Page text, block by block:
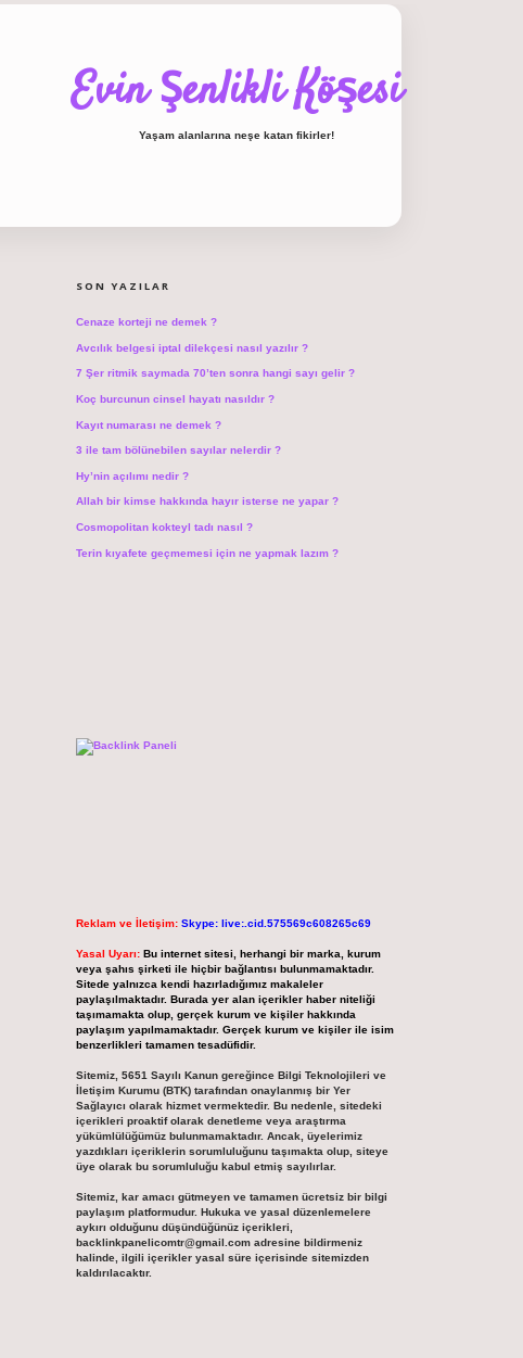
Evin Şenlikli Köşesi
Yaşam alanlarına neşe katan fikirler!
SON YAZILAR
Cenaze korteji ne demek ?
Avcılık belgesi iptal dilekçesi nasıl yazılır ?
7 Şer ritmik saymada 70’ten sonra hangi sayı gelir ?
Koç burcunun cinsel hayatı nasıldır ?
Kayıt numarası ne demek ?
3 ile tam bölünebilen sayılar nelerdir ?
Hy’nin açılımı nedir ?
Allah bir kimse hakkında hayır isterse ne yapar ?
Cosmopolitan kokteyl tadı nasıl ?
Terin kıyafete geçmemesi için ne yapmak lazım ?
Reklam ve İletişim: Skype: live:.cid.575569c608265c69
Yasal Uyarı: Bu internet sitesi, herhangi bir marka, kurum
veya şahıs şirketi ile hiçbir bağlantısı bulunmamaktadır.
Sitede yalnızca kendi hazırladığımız makaleler
paylaşılmaktadır. Burada yer alan içerikler haber niteliği
taşımamakta olup, gerçek kurum ve kişiler hakkında
paylaşım yapılmamaktadır. Gerçek kurum ve kişiler ile isim
benzerlikleri tamamen tesadüfidir.
Sitemiz, 5651 Sayılı Kanun gereğince Bilgi Teknolojileri ve
İletişim Kurumu (BTK) tarafından onaylanmış bir Yer
Sağlayıcı olarak hizmet vermektedir. Bu nedenle, sitedeki
içerikleri proaktif olarak denetleme veya araştırma
yükümlülüğümüz bulunmamaktadır. Ancak, üyelerimiz
yazdıkları içeriklerin sorumluluğunu taşımakta olup, siteye
üye olarak bu sorumluluğu kabul etmiş sayılırlar.
Sitemiz, kar amacı gütmeyen ve tamamen ücretsiz bir bilgi
paylaşım platformudur. Hukuka ve yasal düzenlemelere
aykırı olduğunu düşündüğünüz içerikleri,
backlinkpanelicomtr@gmail.comadresine bildirmeniz
halinde, ilgili içerikler yasal süre içerisinde sitemizden
kaldırılacaktır.